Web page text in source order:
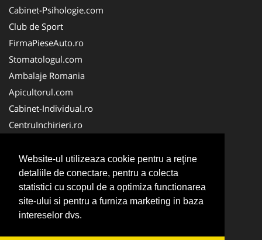
Website-ul utilizeaza cookie pentru a reţine
detaliile de conectare, pentru a colecta
statistici cu scopul de a optimiza functionarea
site-ului si pentru a furniza marketing in baza
intereselor dvs.
Cabinet-Psihologie.com
Club de Sport
FirmaPieseAuto.ro
Stomatologul.com
Ambalaje Romania
Apicultorul.com
Cabinet-Individual.ro
CentruInchirieri.ro
FirmaDeratizare.ro
InstructorScoalaAuto.ro
SalonFrizerieCanina.com
Scoala Auto